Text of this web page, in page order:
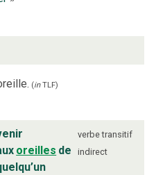
(inTLF)
oreilles de
verbe transitif
indirect